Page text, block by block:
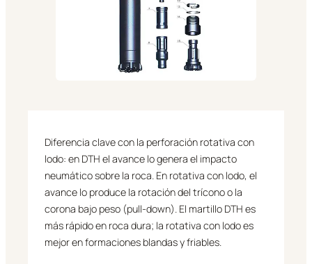
Diferencia clave con la perforación rotativa con
lodo: en DTH el avance lo genera el impacto
neumático sobre la roca. En rotativa con lodo, el
avance lo produce la rotación del trícono o la
corona bajo peso (pull-down). El martillo DTH es
más rápido en roca dura; la rotativa con lodo es
mejor en formaciones blandas y friables.